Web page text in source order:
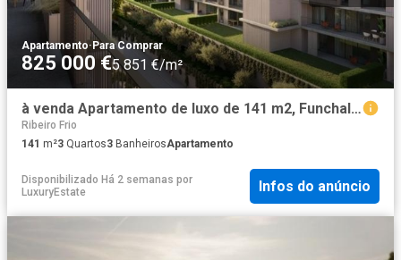
Apartamento·Para Comprar
825 000 €5 851 €/m²
à venda Apartamento de luxo de 141 m2, Funchal, Madeira
Ribeiro Frio
141 m²3 Quartos3 BanheirosApartamento
Disponibilizado Há 2 semanas por
LuxuryEstate
Infos do anúncio